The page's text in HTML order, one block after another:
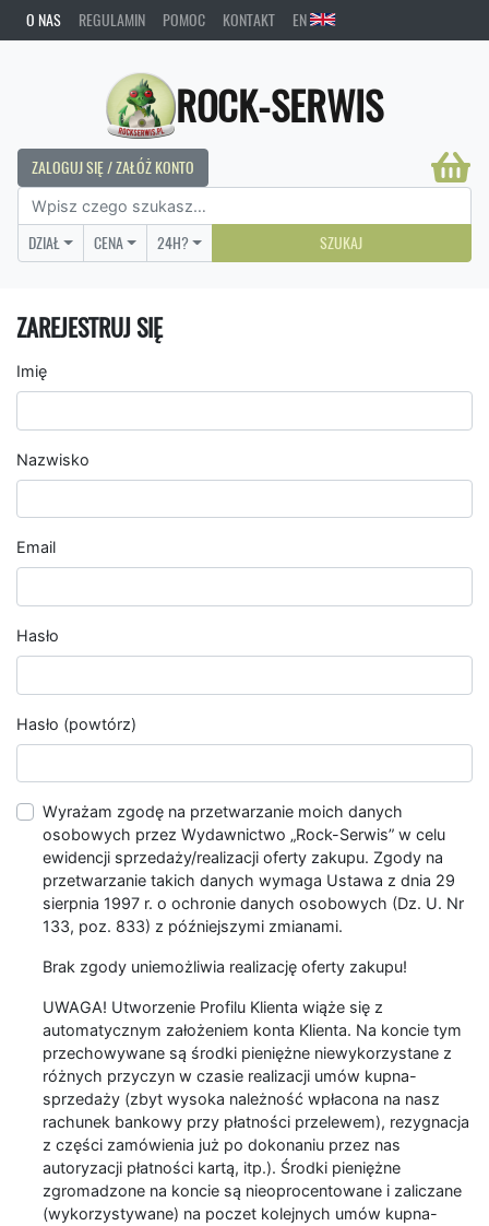
O NAS REGULAMIN POMOC KONTAKT EN
ROCK-SERWIS
ZALOGUJ SIĘ / ZAŁÓŻ KONTO
DZIAŁ CENA 24H? SZUKAJ
ZAREJESTRUJ SIĘ
Imię
Nazwisko
Email
Hasło
Hasło (powtórz)
Wyrażam zgodę na przetwarzanie moich danych
osobowych przez Wydawnictwo „Rock-Serwis” w celu
ewidencji sprzedaży/realizacji oferty zakupu. Zgody na
przetwarzanie takich danych wymaga Ustawa z dnia 29
sierpnia 1997 r. o ochronie danych osobowych (Dz. U. Nr
133, poz. 833) z późniejszymi zmianami.
Brak zgody uniemożliwia realizację oferty zakupu!
UWAGA! Utworzenie Profilu Klienta wiąże się z
automatycznym założeniem konta Klienta. Na koncie tym
przechowywane są środki pieniężne niewykorzystane z
różnych przyczyn w czasie realizacji umów kupna-
sprzedaży (zbyt wysoka należność wpłacona na nasz
rachunek bankowy przy płatności przelewem), rezygnacja
z części zamówienia już po dokonaniu przez nas
autoryzacji płatności kartą, itp.). Środki pieniężne
zgromadzone na koncie są nieoprocentowane i zaliczane
(wykorzystywane) na poczet kolejnych umów kupna-